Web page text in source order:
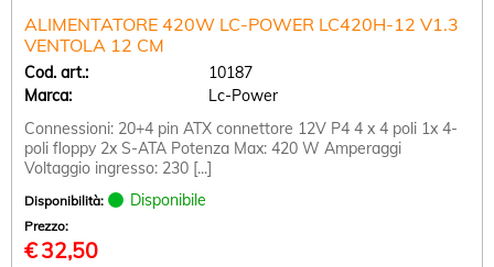
ALIMENTATORE 420W LC-POWER LC420H-12 V1.3
VENTOLA 12 CM
Cod. art.:
10187
Marca:
Lc-Power
Connessioni: 20+4 pin ATX connettore 12V P4 4 x 4 poli 1x 4-
poli floppy 2x S-ATA Potenza Max: 420 W Amperaggi
Voltaggio ingresso: 230 [...]
Disponibilità: Disponibile
Prezzo:
€32,50